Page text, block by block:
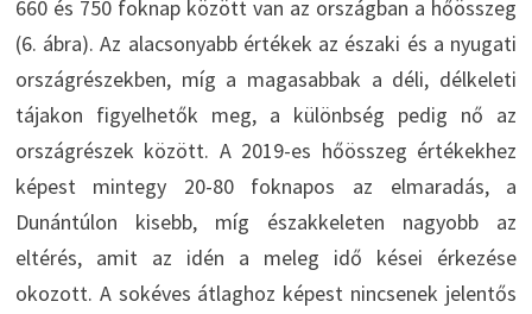
660 és 750 foknap között van az országban a hőösszeg
(6. ábra). Az alacsonyabb értékek az északi és a nyugati
országrészekben, míg a magasabbak a déli, délkeleti
tájakon figyelhetők meg, a különbség pedig nő az
országrészek között. A 2019-es hőösszeg értékekhez
képest mintegy 20-80 foknapos az elmaradás, a
Dunántúlon kisebb, míg északkeleten nagyobb az
eltérés, amit az idén a meleg idő kései érkezése
okozott. A sokéves átlaghoz képest nincsenek jelentős